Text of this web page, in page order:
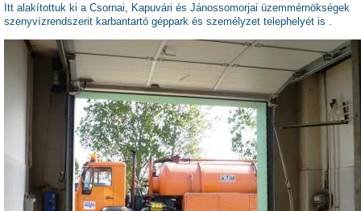
Itt alakítottuk ki a Csornai, Kapuvári és Jánossomorjai üzemmérnökségek
szenyvízrendszerit karbantartó géppark és személyzet telephelyét is .